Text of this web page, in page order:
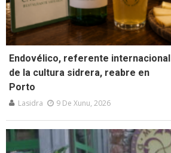
Endovélico, referente internacional
de la cultura sidrera, reabre en
Porto
Lasidra 9 De Xunu, 2026